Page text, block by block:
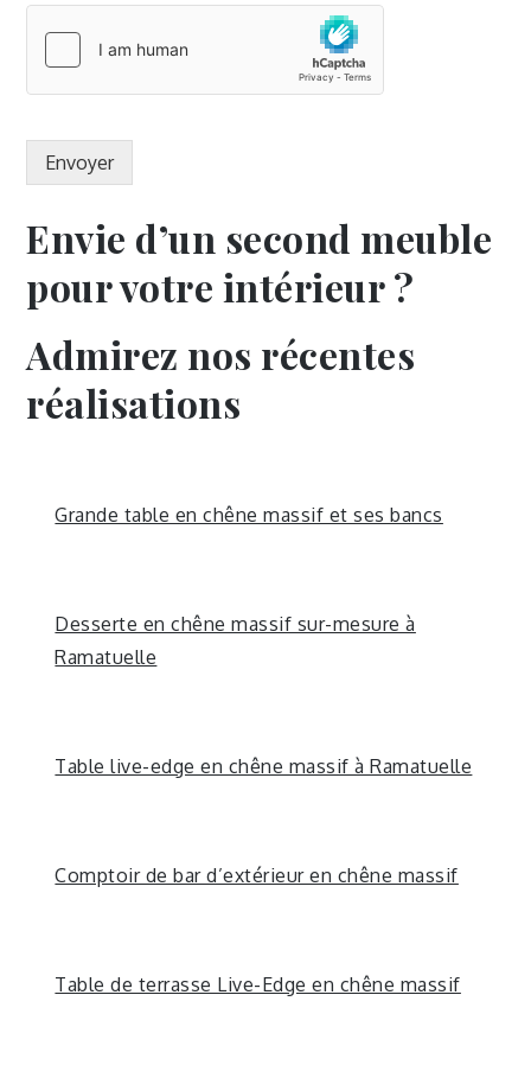
Envoyer
Envie d’un second meuble
pour votre intérieur ?
Admirez nos récentes
réalisations
Grande table en chêne massif et ses bancs
Desserte en chêne massif sur-mesure à
Ramatuelle
Table live-edge en chêne massif à Ramatuelle
Comptoir de bar d’extérieur en chêne massif
Table de terrasse Live-Edge en chêne massif